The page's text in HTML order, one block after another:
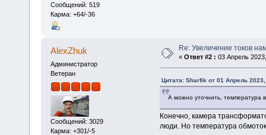
Сообщений: 519
Карма: +64/-36
AlexZhuk
Администратор
Ветеран
Сообщений: 3029
Карма: +301/-5
Re: Увеличение токов
« Ответ #2 : 03 Апрель
Цитата: Sharfik от 01 Апрель
А можно уточнить, температура
Конечно, камера
люди. Но температура